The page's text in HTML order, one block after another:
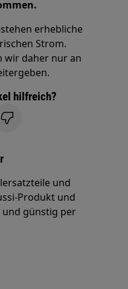
erhebliche
Strom.
wir daher nur an
hilfreich?
und
Produkt und
und günstig per